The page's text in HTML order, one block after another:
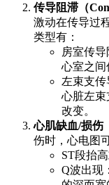
传导阻滞（
激动在传导过
类型有：
房室传
心室之间
左束支传
心脏左束
改变。
心肌缺血/损伤
伤时，心电图
ST段抬
Q波出现